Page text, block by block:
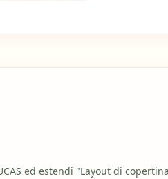
ed estendi "Layout di